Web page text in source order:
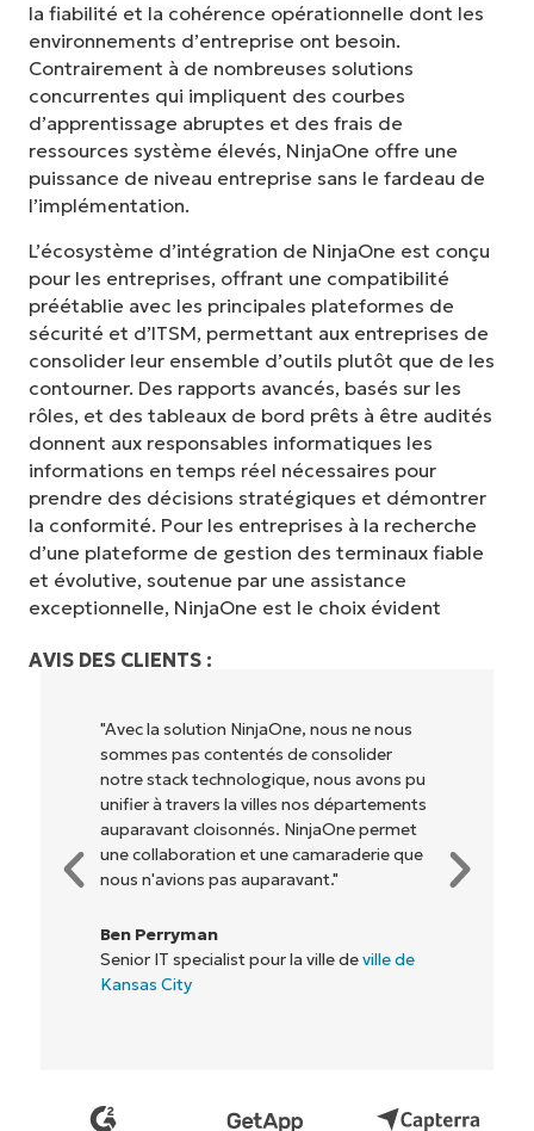
la fiabilité et la cohérence opérationnelle dont les
environnements d’entreprise ont besoin.
Contrairement à de nombreuses solutions
concurrentes qui impliquent des courbes
d’apprentissage abruptes et des frais de
ressources système élevés, NinjaOne offre une
puissance de niveau entreprise sans le fardeau de
l’implémentation.
L’écosystème d’intégration de NinjaOne est conçu
pour les entreprises, offrant une compatibilité
préétablie avec les principales plateformes de
sécurité et d’ITSM, permettant aux entreprises de
consolider leur ensemble d’outils plutôt que de les
contourner. Des rapports avancés, basés sur les
rôles, et des tableaux de bord prêts à être audités
donnent aux responsables informatiques les
informations en temps réel nécessaires pour
prendre des décisions stratégiques et démontrer
la conformité. Pour les entreprises à la recherche
d’une plateforme de gestion des terminaux fiable
et évolutive, soutenue par une assistance
exceptionnelle, NinjaOne est le choix évident
AVIS DES CLIENTS :
"NinjaOne permet à notre entreprise (ainsi
qu'aux propriétaires et opérateurs avec
lesquels nous travaillons) d'être plus
rentables. Tout le monde y gagne."
Rory McCune
Directeur informatique chezFlash